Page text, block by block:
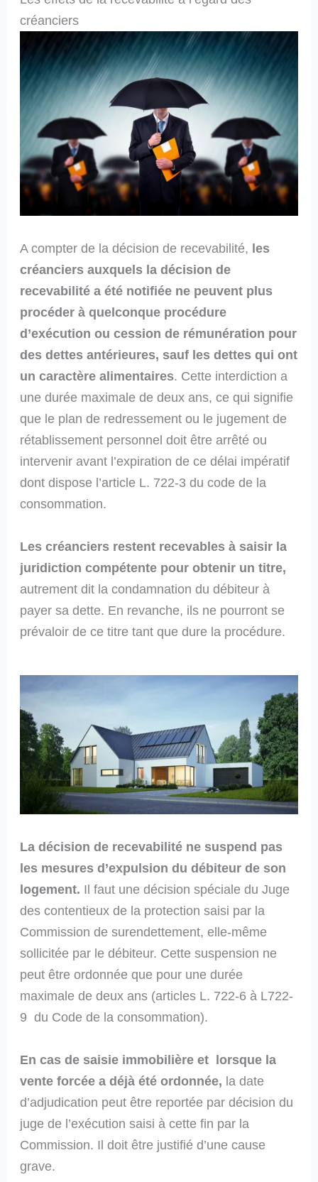
créanciers
A compter de la décision de recevabilité, les
créanciers auxquels la décision de
recevabilité a été notifiée ne peuvent plus
procéder à quelconque procédure
d’exécution ou cession de rémunération pour
des dettes antérieures, sauf les dettes qui ont
un caractère alimentaires. Cette interdiction a
une durée maximale de deux ans, ce qui signifie
que le plan de redressement ou le jugement de
rétablissement personnel doit être arrêté ou
intervenir avant l’expiration de ce délai impératif
dont dispose l’article L. 722-3 du code de la
consommation.
Les créanciers restent recevables à saisir la
juridiction compétente pour obtenir un titre,
autrement dit la condamnation du débiteur à
payer sa dette. En revanche, ils ne pourront se
prévaloir de ce titre tant que dure la procédure.
La décision de recevabilité ne suspend pas
les mesures d’expulsion du débiteur de son
logement. Il faut une décision spéciale du Juge
des contentieux de la protection saisi par la
Commission de surendettement, elle-même
sollicitée par le débiteur. Cette suspension ne
peut être ordonnée que pour une durée
maximale de deux ans (articles L. 722-6 à L722-
9 du Code de la consommation).
En cas de saisie immobilière et lorsque la
vente forcée a déjà été ordonnée, la date
d’adjudication peut être reportée par décision du
juge de l’exécution saisi à cette fin par la
Commission. Il doit être justifié d’une cause
grave.